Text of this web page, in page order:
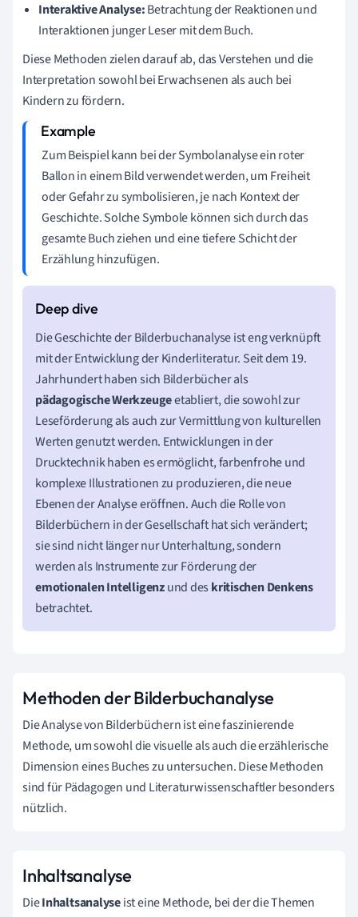
Interaktive Analyse:Betrachtung der Reaktionen und
Interaktionen junger Leser mit dem Buch.
Diese Methoden zielen darauf ab, das Verstehen und die
Interpretation sowohl bei Erwachsenen als auch bei
Kindern zu fördern.
Zum Beispiel kann bei der Symbolanalyse ein roter
Ballon in einem Bild verwendet werden, um Freiheit
oder Gefahr zu symbolisieren, je nach Kontext der
Geschichte. Solche Symbole können sich durch das
gesamte Buch ziehen und eine tiefere Schicht der
Erzählung hinzufügen.
Die Geschichte der Bilderbuchanalyse ist eng verknüpft
mit der Entwicklung der Kinderliteratur. Seit dem 19.
Jahrhundert haben sich Bilderbücher als
pädagogische Werkzeugeetabliert, die sowohl zur
Leseförderung als auch zur Vermittlung von kulturellen
Werten genutzt werden. Entwicklungen in der
Drucktechnik haben es ermöglicht, farbenfrohe und
komplexe Illustrationen zu produzieren, die neue
Ebenen der Analyse eröffnen. Auch die Rolle von
Bilderbüchern in der Gesellschaft hat sich verändert;
sie sind nicht länger nur Unterhaltung, sondern
werden als Instrumente zur Förderung der
emotionalen Intelligenzund des kritischen Denkens
betrachtet.
Methoden der Bilderbuchanalyse
Die Analyse von Bilderbüchern ist eine faszinierende
Methode, um sowohl die visuelle als auch die erzählerische
Dimension eines Buches zu untersuchen. Diese Methoden
sind für Pädagogen und Literaturwissenschaftler besonders
nützlich.
Inhaltsanalyse
DieInhaltsanalyseist eine Methode, bei der die Themen